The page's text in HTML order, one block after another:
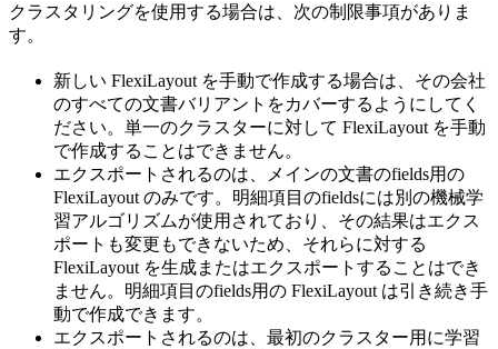
クラスタリングを使用する場合は、次の制限事項がありま
す。
新しい FlexiLayout を手動で作成する場合は、その会社
のすべての文書バリアントをカバーするようにしてく
ださい。単一のクラスターに対して FlexiLayout を手動
で作成することはできません。
エクスポートされるのは、メインの文書のfields用の
FlexiLayout のみです。明細項目のfieldsには別の機械学
習アルゴリズムが使用されており、その結果はエクス
ポートも変更もできないため、それらに対する
FlexiLayout を生成またはエクスポートすることはでき
ません。明細項目のfields用の FlexiLayout は引き続き手
動で作成できます。
エクスポートされるのは、最初のクラスター用に学習